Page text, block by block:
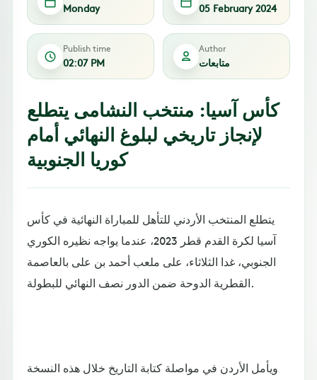
Monday 05 February 2024
Publish time
02:07 PM
Author
متابعات
كأس آسيا: منتخب النشامى يتطلع
لإنجاز تاريخي لبلوغ النهائي أمام
كوريا الجنوبية
يتطلع المنتخب الأردني للتأهل للمباراة النهائية في كأس
آسيا لكرة القدم قطر 2023، عندما يواجه نظيره الكوري
الجنوبي، غدا الثلاثاء، على ملعب أحمد بن على بالعاصمة
القطرية الدوحة ضمن الدور نصف النهائي للبطولة.
ويأمل الأردن في مواصلة كتابة التاريخ خلال هذه النسخة